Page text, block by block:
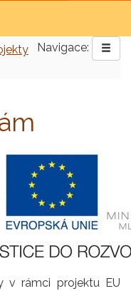
Navigace:
v rámci projektu EU